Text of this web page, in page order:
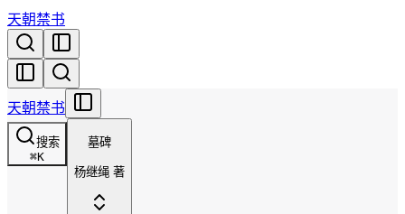
天朝禁书
天朝禁书
搜索
⌘K
墓碑
杨继绳 著